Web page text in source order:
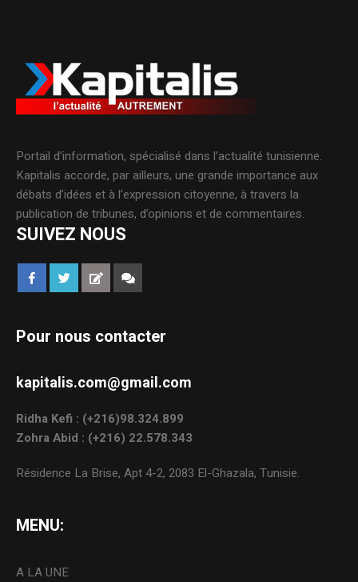
Portail d’information, spécialisé dans l’actualité tunisienne.
Kapitalis accorde, par ailleurs, une grande importance aux
débats d’idées et à l’expression citoyenne, à travers la
publication de tribunes, d’opinions et de commentaires.
SUIVEZ NOUS
Pour nous contacter
kapitalis.com@gmail.com
Ridha Kefi : (+216)98.324.899
Zohra Abid : (+216) 22.578.343
Résidence La Brise, Apt 4-2, 2083 El-Ghazala, Tunisie.
MENU:
A LA UNE